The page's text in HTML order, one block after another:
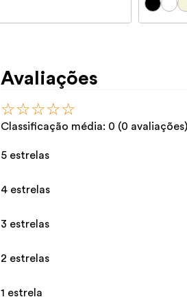
Avaliações
☆☆☆☆☆
Classificação média: 0 (0 avaliações)
5 estrelas
4 estrelas
3 estrelas
2 estrelas
1 estrela